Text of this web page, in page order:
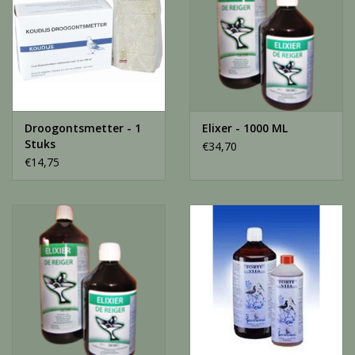
Droogontsmetter - 1
Stuks
€14,75
Elixer - 1000 ML
€34,70